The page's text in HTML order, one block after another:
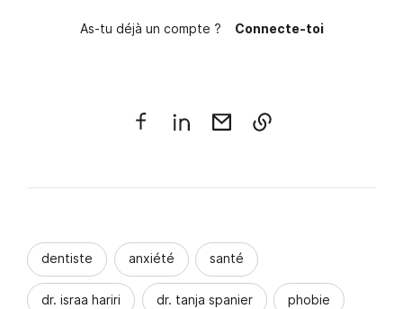
As-tu déjà un compte ? Connecte-toi
dentiste anxiété santé
dr. israa hariri dr. tanja spanier phobie